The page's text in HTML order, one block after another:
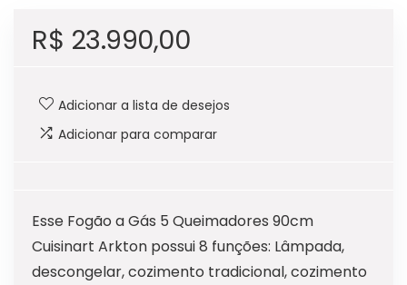
R$ 23.990,00
Adicionar a lista de desejos
Adicionar para comparar
Esse Fogão a Gás 5 Queimadores 90cm
Cuisinart Arkton possui 8 funções: Lâmpada,
descongelar, cozimento tradicional, cozimento